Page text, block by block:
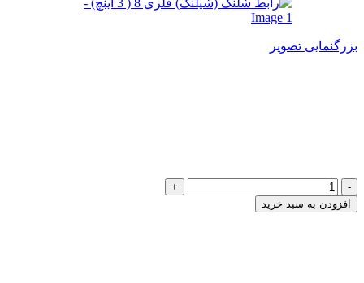
بزرگنمایی تصویر
رابط
شلنگ
(شیلنگ)
افزودن به سبد خرید